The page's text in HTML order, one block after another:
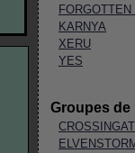
FORGOTTEN
KARNYA
XERU
YES
Groupes de